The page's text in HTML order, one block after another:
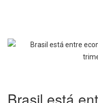
Brasil está